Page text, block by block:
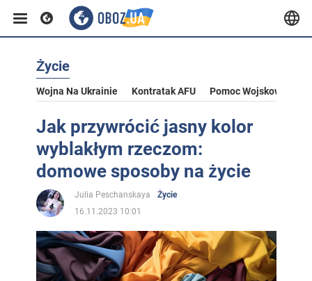
Życie
Wojna Na Ukrainie Kontratak AFU Pomoc Wojskowa Dla
Jak przywrócić jasny kolor
wyblakłym rzeczom:
domowe sposoby na życie
Julia Peschanskaya
Życie
16.11.2023 10:01